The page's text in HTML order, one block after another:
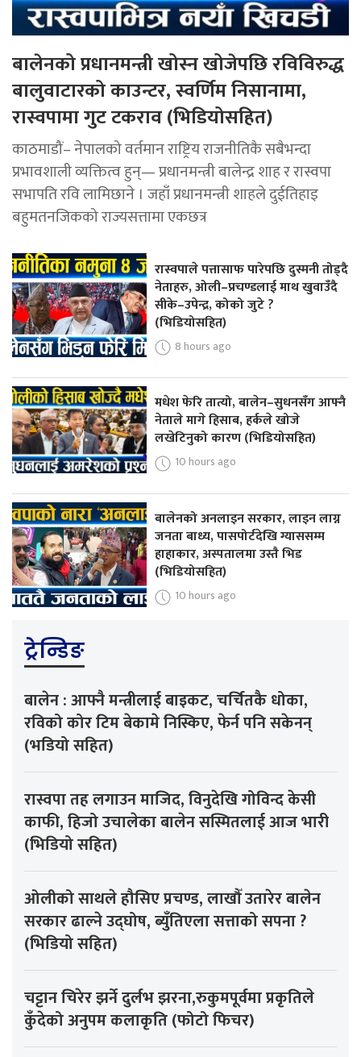
बालेनको प्रधानमन्त्री खोस्न खोजेपछि रविविरुद्ध
बालुवाटारको काउन्टर, स्वर्णिम निसानामा,
रास्वपामा गुट टकराव (भिडियोसहित)
काठमाडौं– नेपालको वर्तमान राष्ट्रिय राजनीतिकै सबैभन्दा
प्रभावशाली व्यक्तित्व हुन्— प्रधानमन्त्री बालेन्द्र शाह र रास्वपा
सभापति रवि लामिछाने । जहाँ प्रधानमन्त्री शाहले दुईतिहाइ
बहुमतनजिकको राज्यसत्तामा एकछत्र
रास्वपाले पत्तासाफ पारेपछि दुस्मनी तोड्दै
नेताहरु, ओली–प्रचण्डलाई माथ खुवाउँदै
सीके–उपेन्द्र, कोको जुटे ?
(भिडियोसहित)
8 hours ago
मधेश फेरि तात्यो, बालेन–सुधनसँग आफ्नै
नेताले मागे हिसाब, हर्कले खोजे
लखेटिनुको कारण (भिडियोसहित)
10 hours ago
बालेनको अनलाइन सरकार, लाइन लाग्न
जनता बाध्य, पासपोर्टदेखि ग्याससम्म
हाहाकार, अस्पतालमा उस्तै भिड
(भिडियोसहित)
10 hours ago
ट्रेन्डिङ
बालेन : आफ्नै मन्त्रीलाई बाइकट, चर्चितकै धोका,
रविको कोर टिम बेकामे निस्किए, फेर्न पनि सकेनन्
(भडियो सहित)
रास्वपा तह लगाउन माजिद, विनुदेखि गोविन्द केसी
काफी, हिजो उचालेका बालेन सस्मितलाई आज भारी
(भिडियो सहित)
ओलीको साथले हौसिए प्रचण्ड, लाखौँ उतारेर बालेन
सरकार ढाल्ने उद्घोष, ब्युँतिएला सत्ताको सपना ?
(भिडियो सहित)
चट्टान चिरेर झर्ने दुर्लभ झरना,रुकुमपूर्वमा प्रकृतिले
कुँदेको अनुपम कलाकृति (फोटो फिचर)